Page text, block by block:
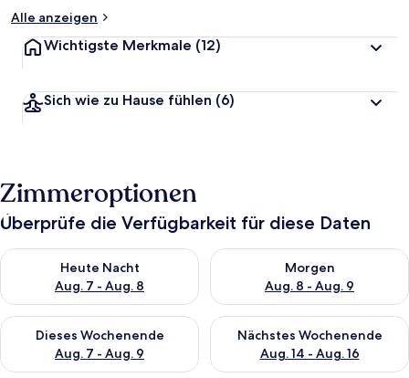
Alle anzeigen
Wichtigste Merkmale (12)
Sich wie zu Hause fühlen (6)
Zimmeroptionen
Überprüfe die Verfügbarkeit für diese Daten
Heute Nacht
Aug. 7 - Aug. 8
Überprüfe die Verfügbarkeit für heute Nacht, Aug. 7 - Aug. 8.
Morgen
Aug. 8 - Aug. 9
Überprüfe die Verfügbarkeit
Dieses Wochenende
Aug. 7 - Aug. 9
Überprüfe die Verfügbarkeit für dieses Wochenende, Aug. 7
Nächstes Wochenende
Aug. 14 - Aug. 16
Überprüfe die Verfügbarkeit